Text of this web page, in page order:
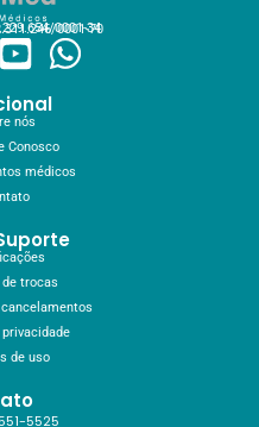
0001-34
0001-70
nós
Conosco
médicos
trocas
de uso
5525